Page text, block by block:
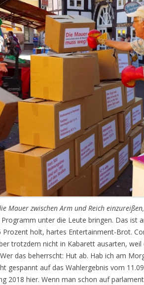
Mauer zwischen Arm und Reich einzureißen,
unter die Leute bringen. Das ist
Prozent holt, hartes Entertainment-Brot.
trotzdem nicht in Kabarett ausarten, weil
das beherrscht: Hut ab. Hab ich am
gespannt auf das Wahlergebnis vom
2018 hier. Wenn man schon auf